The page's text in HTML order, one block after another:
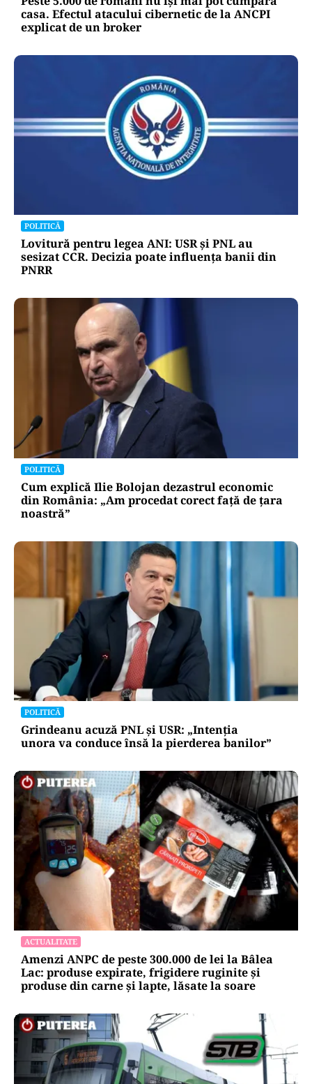
casa. Efectul atacului cibernetic de la ANCPI
explicat de un broker
POLITICĂ
Lovitură pentru legea ANI: USR și PNL au
sesizat CCR. Decizia poate influența banii din
PNRR
POLITICĂ
Cum explică Ilie Bolojan dezastrul economic
din România: „Am procedat corect față de țara
noastră”
POLITICĂ
Grindeanu acuză PNL și USR: „Intenția
unora va conduce însă la pierderea banilor”
ACTUALITATE
Amenzi ANPC de peste 300.000 de lei la Bâlea
Lac: produse expirate, frigidere ruginite și
produse din carne și lapte, lăsate la soare